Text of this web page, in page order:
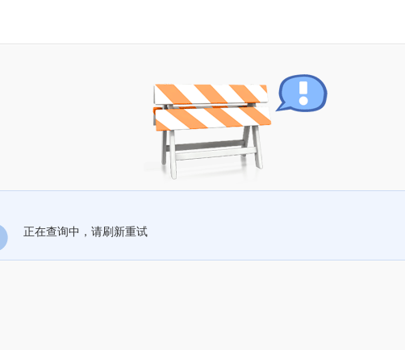
正在查询中，请刷新重试